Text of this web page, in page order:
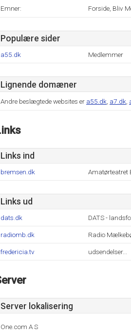
Emner: Forside, Bliv
Populære sider
a55.dk Medlemmer
Lignende domæner
Andre beslægtede websites er a55.dk a7.dk
Links ind
bremsen.dk Amatørteatret
Links ud
dats.dk DATS -
radiomb.dk Radio
fredericia.tv udsendelser...
Server lokalisering
One.com A S